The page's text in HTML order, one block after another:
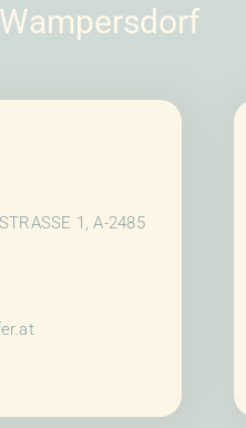
1, A-2485